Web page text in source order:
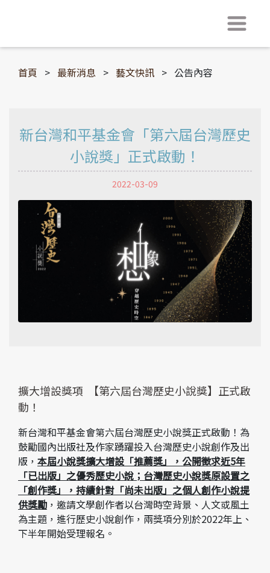
首頁 > 最新消息 > 藝文快訊 > 公告內容
新台灣和平基金會「第六屆台灣歷史
小說獎」正式啟動！​
2022-03-09
擴大增設獎項 【第六屆台灣歷史小說獎】正式啟
動！
新台灣和平基金會第六屆台灣歷史小說獎正式啟動！為
鼓勵國內出版社及作家踴躍投入台灣歷史小說創作及出
版， 本屆小說獎擴大增設「推薦獎」，公開徵求近5年
「已出版」之優秀歷史小說；台灣歷史小說獎原設置之
「創作獎」，持續針對「尚未出版」之個人創作小說提
供獎勵 ，邀請文學創作者以台灣時空背景、人文或風土
為主題，進行歷史小說創作，兩獎項分別於2022年上、
下半年開始受理報名。